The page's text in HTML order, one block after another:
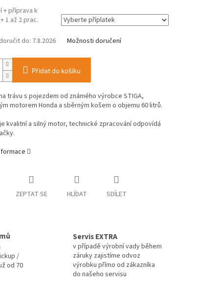
+ příprava k
1 až 2 prac.
do: 7.8.2026 Možnosti doručení
Přidat do košíku
trávu s pojezdem od známého výrobce STIGA,
motorem Honda a sběrným košem o objemu 60 litrů.
kvalitní a silný motor, technické zpracování odpovídá
ZEPTAT SE HLÍDAT SDÍLET
/
od 70
Servis EXTRA
v případě výrobní vady během
záruky zajistíme odvoz
výrobku přímo od zákazníka
do našeho servisu